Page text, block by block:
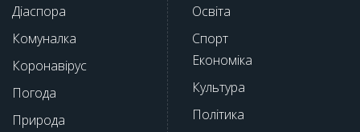
Діаспора
Комуналка
Коронавірус
Погода
Природа
Освіта
Спорт
Економіка
Культура
Політика